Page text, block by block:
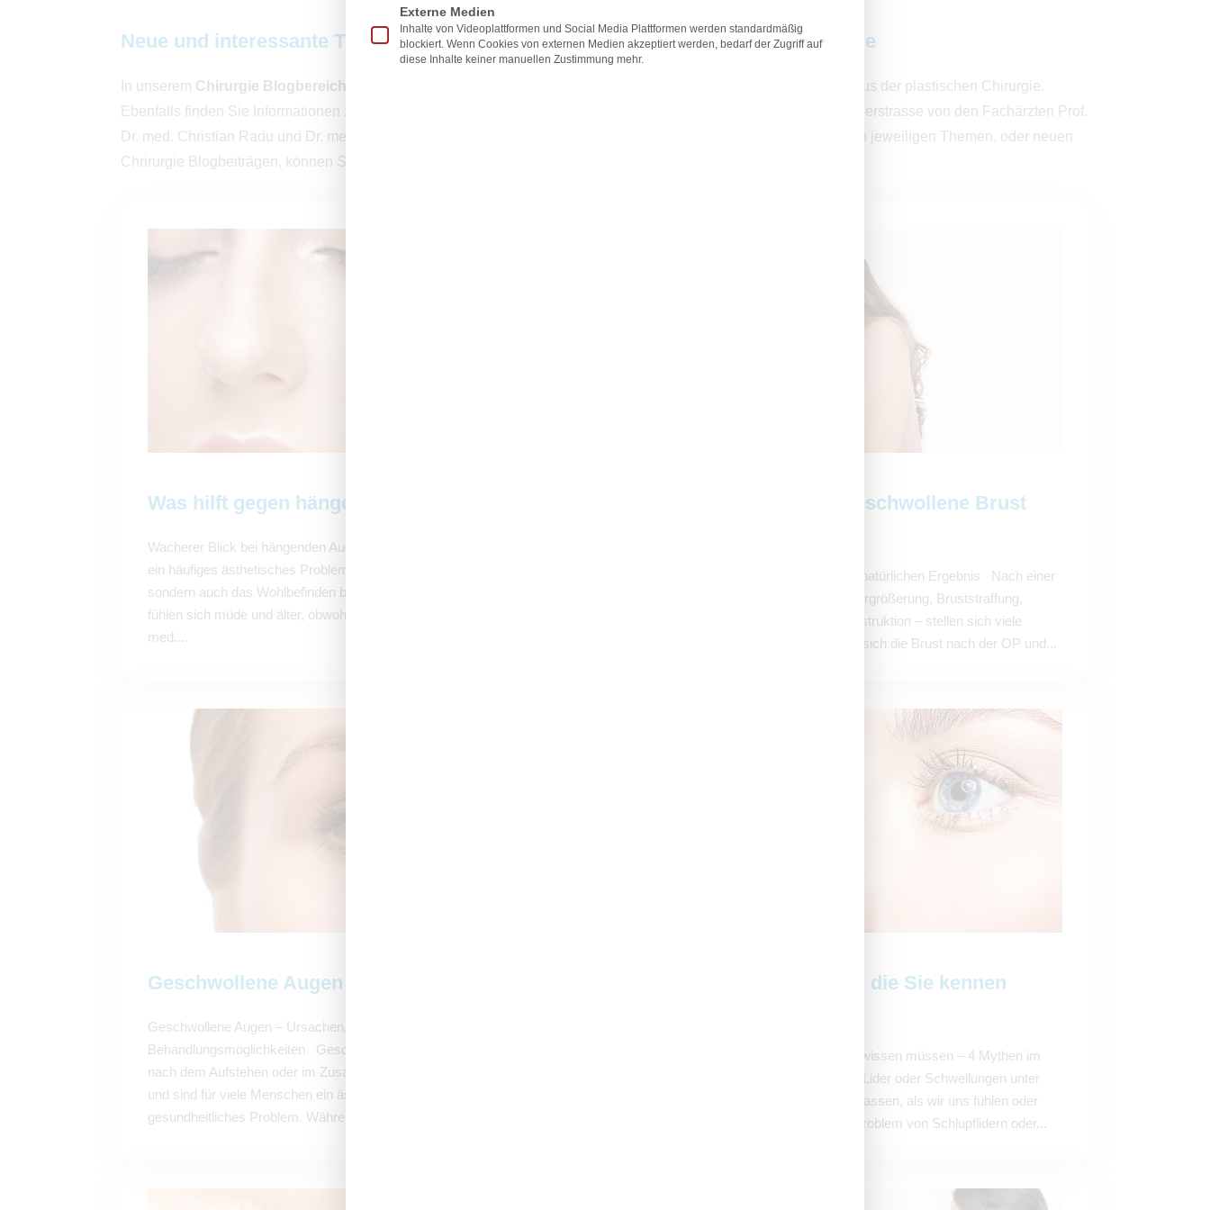
Neue und interessante Themen rund um die Plastische und Ästhetische Chirurgie
In unserem Chirurgie Blogbereich
halten wir Sie auf dem neusten Stand zu verschiedenen, spannenden Themen aus der plastischen Chirurgie.
Ebenfalls finden Sie Informationen zu unterschiedlichen ästhetisch-plastischen Eingriffen, die in unserer Praxis Schillerstrasse von den Fachärzten Prof.
Dr. med. Christian Radu und Dr. med. Susanne Hüttinger durchgeführt werden. Bei Fragen oder Anmerkungen zu den jeweiligen Themen, oder neuen
Chrirurgie Blogbeiträgen, können Sie uns jederzeit gerne kontaktieren!
Was hilft gegen hängende Augenlider?
Wacherer Blick bei hängenden Augenlidern Hängende Augenlider sind
ein häufiges ästhetisches Problem, das nicht nur das Aussehen,
sondern auch das Wohlbefinden beeinflussen kann. Viele Betroffene
fühlen sich müde und älter, obwohl sie es gar nicht sind. Prof. Dr.
med....
Wann senkt sich die geschwollene Brust
Der Heilungsverlauf: Der Weg zum natürlichen Ergebnis Nach einer
Brustoperation – sei es eine Brustvergrößerung, Bruststraffung,
Brustverkleinerung oder Brustrekonstruktion – stellen sich viele
Patientinnen die Frage: Wann senkt sich die Brust nach der OP und...
Geschwollene Augen
Geschwollene Augen – Ursachen, Hausmittel &
Behandlungsmöglichkeiten Geschwollene Augen können morgens
nach dem Aufstehen oder im Zusammenhang mit Allergien auftreten
und sind für viele Menschen ein ästhetisches wie auch
gesundheitliches Problem. Während...
Lidstraffung: 4 Mythen, die Sie kennen
Augenlidstraffung: Was Sie wirklich wissen müssen – 4 Mythen im
Check Ein müder Blick, hängende Lider oder Schwellungen unter
den Augen können uns älter wirken lassen, als wir uns fühlen oder
sind. Viele Menschen kennen das Problem von Schlupflidern oder...
Externe Medien
Inhalte von Videoplattformen und Social Media Plattformen werden standardmäßig
blockiert. Wenn Cookies von externen Medien akzeptiert werden, bedarf der Zugriff auf
diese Inhalte keiner manuellen Zustimmung mehr.